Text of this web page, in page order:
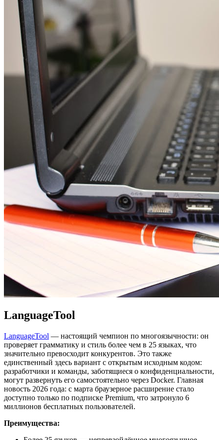
LanguageTool
LanguageTool — настоящий чемпион по многоязычности: он
проверяет грамматику и стиль более чем в 25 языках, что
значительно превосходит конкурентов. Это также
единственный здесь вариант с открытым исходным кодом:
разработчики и команды, заботящиеся о конфиденциальности,
могут развернуть его самостоятельно через Docker. Главная
новость 2026 года: с марта браузерное расширение стало
доступно только по подписке Premium, что затронуло 6
миллионов бесплатных пользователей.
Преимущества: